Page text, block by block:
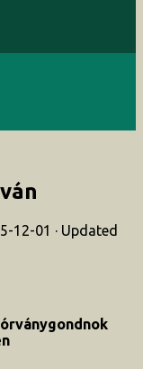
12-01 · Updated